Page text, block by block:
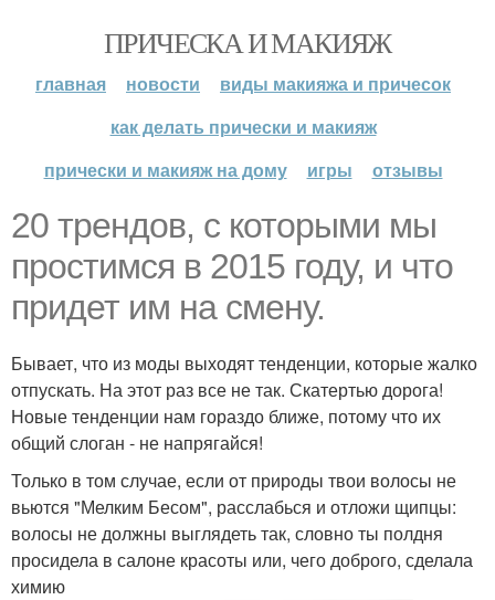
ПРИЧЕСКА И МАКИЯЖ
главная новости
виды макияжа и причесок
как делать прически и макияж
прически и макияж на дому
игры отзывы
20 трендов, с которыми мы
простимся в 2015 году, и что
придет им на смену.
Бывает, что из моды выходят тенденции, которые жалко
отпускать. На этот раз все не так. Скатертью дорога!
Новые тенденции нам гораздо ближе, потому что их
общий слоган - не напрягайся!
Только в том случае, если от природы твои волосы не
вьются "Мелким Бесом", расслабься и отложи щипцы:
волосы не должны выглядеть так, словно ты полдня
просидела в салоне красоты или, чего доброго, сделала
химию